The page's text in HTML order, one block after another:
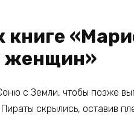
книге
женщин»
с Земли, чтобы позже
скрылись, оставив